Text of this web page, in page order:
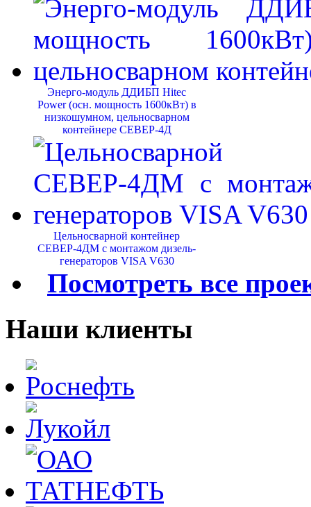
Энерго-модуль ДДИБП Hitec
Power (осн. мощность 1600кВт) в
низкошумном, цельносварном
контейнере СЕВЕР-4Д
Цельносварной контейнер
СЕВЕР-4ДМ с монтажом дизель-
генераторов VISA V630
Посмотреть все
Наши клиенты